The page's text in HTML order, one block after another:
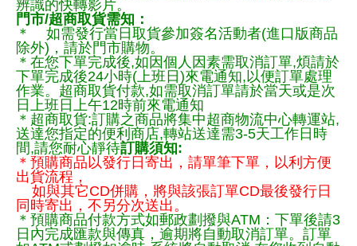
辨識的快轉影片。
門市/超商取貨需知：
＊ 如需發行當日取貨參加簽名活動者(進口版商品
除外)，請於門市購物。
＊在您下單完成後,如因個人因素需取消訂單,煩請於
下單完成後24小時(上班日)來電通知,以便訂單處理
作業。超商取貨付款,如需取消訂單請於當天或是次
日上班日上午12時前來電通知
＊超商取貨:訂購之商品將集中超商物流中心轉運站,
送達您指定的便利商店,轉站送達需3-5天工作日時
間,請您耐心靜待訂購須知:
＊預購商品以發行日寄出，請單筆下單，以利方便
出貨流程，
如與其它CD併購，將與該張訂單CD最後發行日
同時寄出，不另分次送出。
＊預購商品付款方式如郵政劃撥與ATM：下單後請3
日內完成匯款與傳真，逾期將自動取消訂單。訂單